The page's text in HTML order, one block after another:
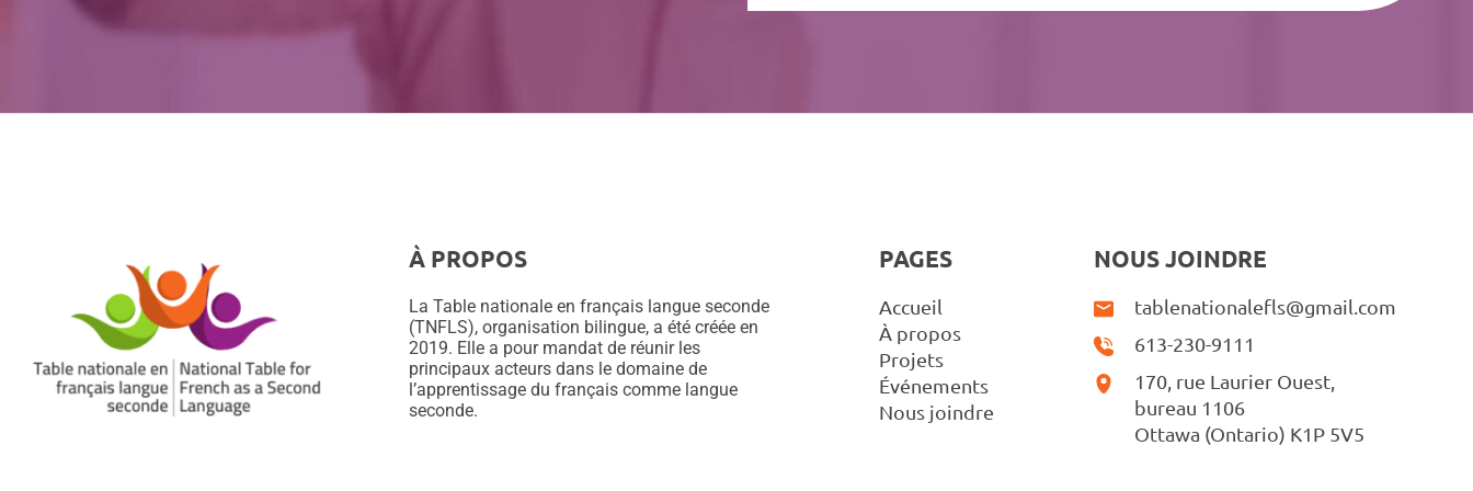
À PROPOS
La Table nationale en français langue seconde
(TNFLS), organisation bilingue, a été créée en
2019. Elle a pour mandat de réunir les
principaux acteurs dans le domaine de
l’apprentissage du français comme langue
seconde.
PAGES
Accueil
À propos
Projets
Événements
Nous joindre
NOUS JOINDRE
tablenationalefls@gmail.com
613-230-9111
170, rue Laurier Ouest,
bureau 1106
Ottawa (Ontario) K1P 5V5